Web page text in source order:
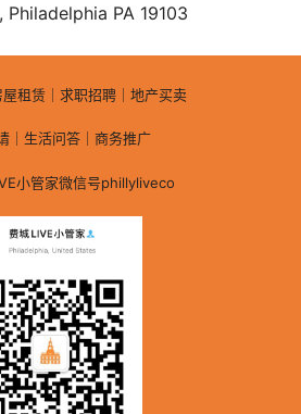
PA 19103
租赁｜求职招聘｜地产买卖
｜生活问答｜商务推广
小管家微信号phillyliveco